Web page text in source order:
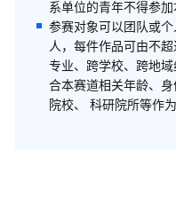
系单位的青年不得参加
参赛对象可以团队或
人，每件作品可由不
专业、跨学校、跨地
合本赛道相关年龄、
院校、 科研院所等作